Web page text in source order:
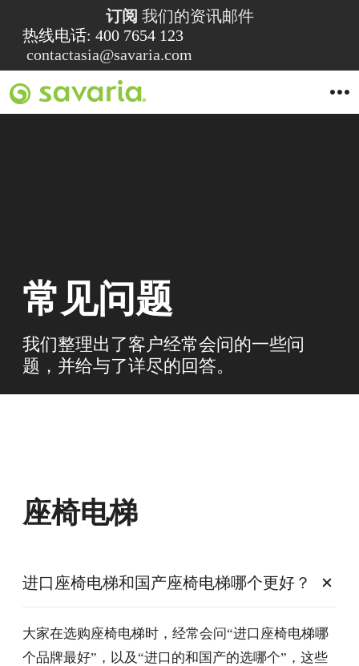
订阅 我们的资讯邮件
热线电话: 400 7654 123
contactasia@savaria.com
O
p
常见问题
我们整理出了客户经常会问的一些问
题，并给与了详尽的回答。
座椅电梯
进口座椅电梯和国产座椅电梯哪个更好？
大家在选购座椅电梯时，经常会问“进口座椅电梯哪
个品牌最好”，以及“进口的和国产的选哪个”，这些